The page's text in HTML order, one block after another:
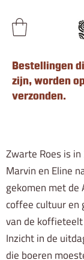
Bestellingen
zijn, worden
verzonden.
Zwarte Roes is
Marvin en Eline
gekomen met de
coffee cultuur en
van de
Inzicht in de
die boeren